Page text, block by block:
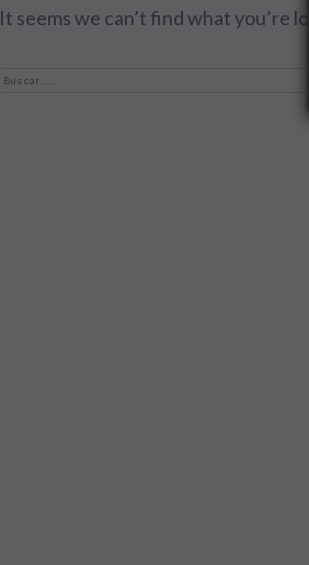
It seems we can’t find what you’re
Buscar: